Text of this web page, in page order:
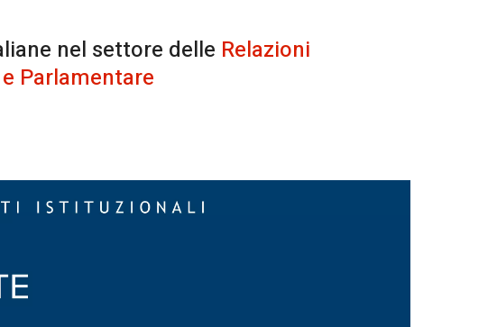
nel settore delle Relazioni
Parlamentare